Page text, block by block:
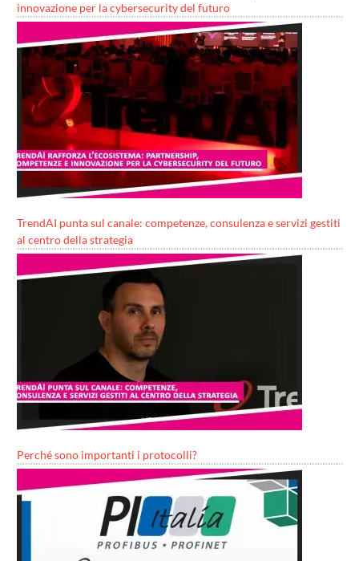
innovazione per la cybersecurity del futuro
TrendAI punta sul canale: competenze, consulenza e servizi gestiti
al centro della strategia
Perché sono importanti i protocolli?